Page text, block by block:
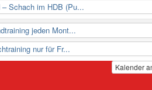
– Schach im HDB (Pu...
jeden Mont...
nur für Fr...
Kalender